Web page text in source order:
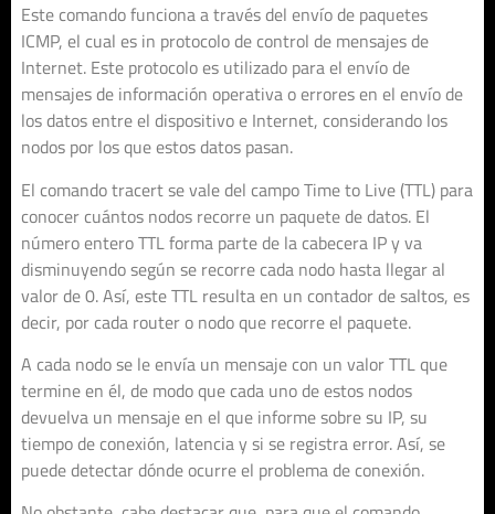
Este comando funciona a través del envío de paquetes
ICMP, el cual es in protocolo de control de mensajes de
Internet. Este protocolo es utilizado para el envío de
mensajes de información operativa o errores en el envío de
los datos entre el dispositivo e Internet, considerando los
nodos por los que estos datos pasan.
El comando tracert se vale del campo Time to Live (TTL) para
conocer cuántos nodos recorre un paquete de datos. El
número entero TTL forma parte de la cabecera IP y va
disminuyendo según se recorre cada nodo hasta llegar al
valor de 0. Así, este TTL resulta en un contador de saltos, es
decir, por cada router o nodo que recorre el paquete.
A cada nodo se le envía un mensaje con un valor TTL que
termine en él, de modo que cada uno de estos nodos
devuelva un mensaje en el que informe sobre su IP, su
tiempo de conexión, latencia y si se registra error. Así, se
puede detectar dónde ocurre el problema de conexión.